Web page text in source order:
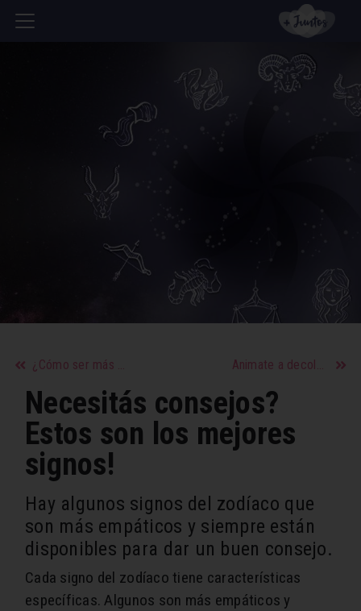
¿Cómo ser más carismática? Animate a decolorarte en casa
Necesitás consejos?
Estos son los mejores
signos!
Hay algunos signos del zodíaco que
son más empáticos y siempre están
disponibles para dar un buen consejo.
Cada signo del zodíaco tiene características
específicas. Algunos son más empáticos y